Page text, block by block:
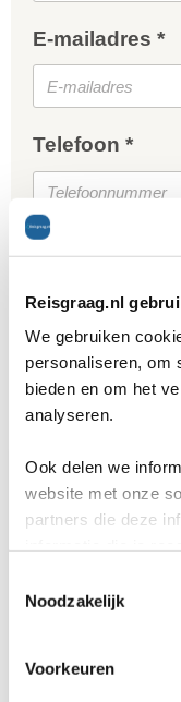
Reisgraag.nl
We gebruiken
personaliseren, om
bieden en om het
analyseren.
Ook delen we
website met onze
partners die deze
Noodzakelijk
Voorkeuren
E-mailadres *
Telefoon *
Gratis
* = verplicht. Privacy
Andere